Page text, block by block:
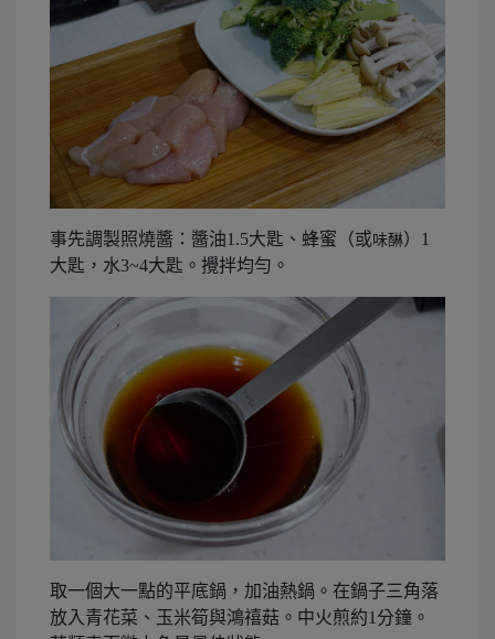
事先調製照燒醬：醬油1.5大匙、蜂蜜（或味醂）1
大匙，水3~4大匙。攪拌均勻。
取一個大一點的平底鍋，加油熱鍋。在鍋子三角落
放入青花菜、玉米筍與鴻禧菇。中火煎約1分鐘。